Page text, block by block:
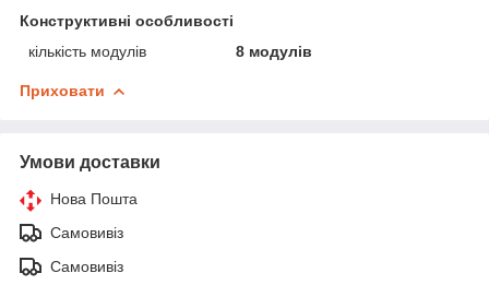
Конструктивні особливості
кількість модулів
8 модулів
Приховати
Умови доставки
Нова Пошта
Самовивіз
Самовивіз